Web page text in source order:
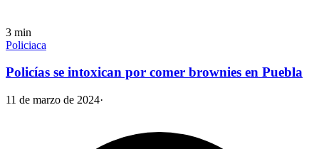
3 min
Policiaca
Policías se intoxican por comer brownies en Puebla
11 de marzo de 2024·